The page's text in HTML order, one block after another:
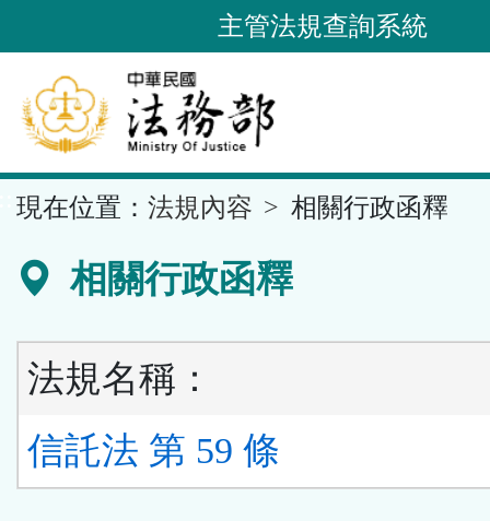
到
要
內
容
區
主管法規查詢系統
現在位置： 法規內容 相關行政函釋
相關行政函釋
法規名稱：
信託法 第 59 條